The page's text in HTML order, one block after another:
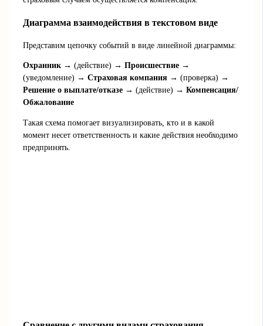
Диаграмма взаимодействия в текстовом виде
Представим цепочку событий в виде линейной диаграммы:
Охранник → (действие) →Происшествие →
(уведомление) →Страховая компания → (проверка) →
Решение о выплате/отказе → (действие) →Компенсация/
Обжалование
Такая схема помогает визуализировать, кто и в какой
момент несет ответственность и какие действия необходимо
предпринять.